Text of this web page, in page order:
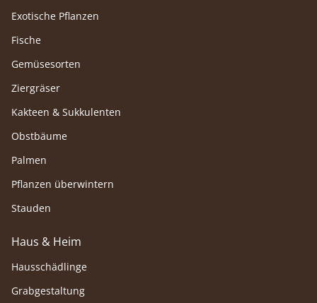
Exotische Pflanzen
Fische
Gemüsesorten
Ziergräser
Kakteen & Sukkulenten
Obstbäume
Palmen
Pflanzen überwintern
Stauden
Haus & Heim
Hausschädlinge
Grabgestaltung